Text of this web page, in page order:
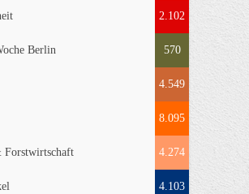
2.102
Berlin 570
4.549
8.095
Forstwirtschaft 4.274
4.103